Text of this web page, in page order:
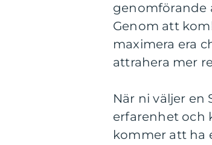
genomförande
Genom att
maximera era
attrahera mer
När ni väljer en
erfarenhet och
kommer att ha